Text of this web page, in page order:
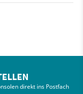
direkt ins Postfach